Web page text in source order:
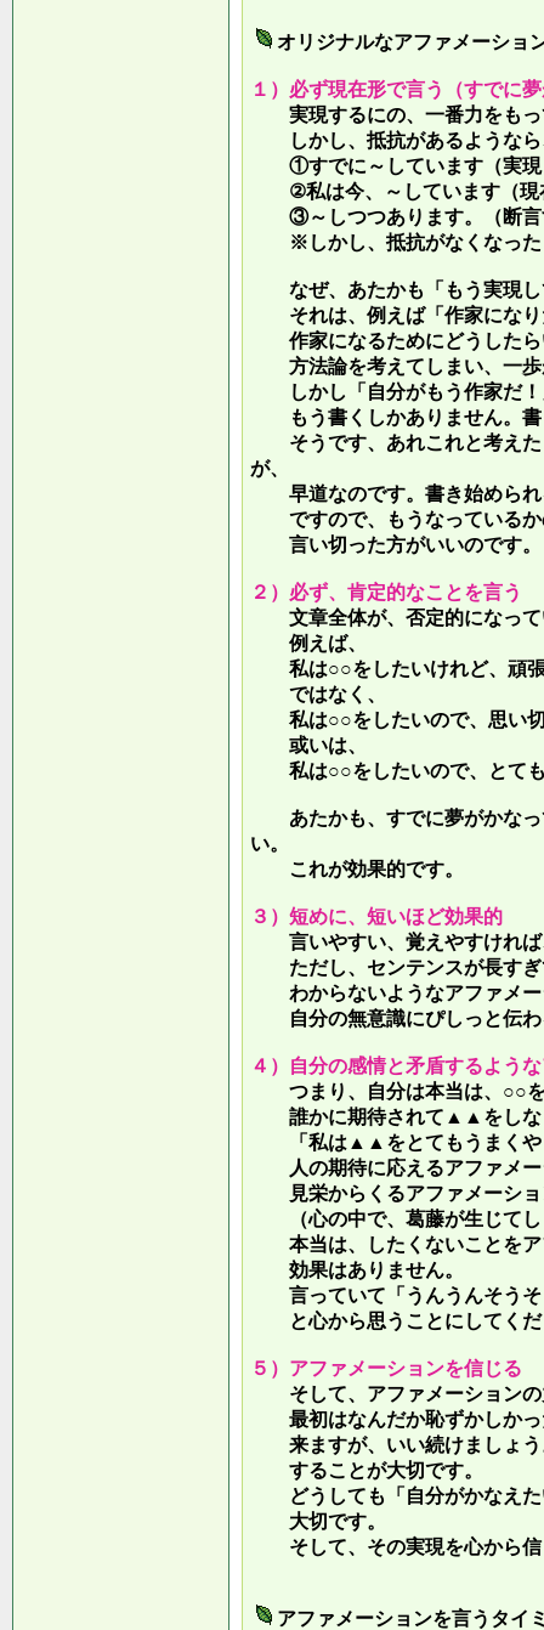
オリジナルなアファメーショ
１）必ず現在形で言う（すでに
実現するにの、一番力をもっ
しかし、抵抗があるような
①すでに～しています（実現
②私は今、～しています（現
③～しつつあります。（断言
※しかし、抵抗がなくなった
なぜ、あたかも「もう実現し
それは、例えば「作家になり
作家になるためにどうしたら
方法論を考えてしまい、一歩
しかし「自分がもう作家だ！
もう書くしかありません。書
そうです、あれこれと考えた
が、
早道なのです。書き始められ
ですので、もうなっているか
言い切った方がいいのです。
２）必ず、肯定的なことを言う
文章全体が、否定的になっ
例えば、
私は○○をしたいけれど、頑張
ではなく、
私は○○をしたいので、思い切
或いは、
私は○○をしたいので、とても
あたかも、すでに夢がかなっ
い。
これが効果的です。
３）短めに、短いほど効果的
言いやすい、覚えやすければ
ただし、センテンスが長すぎ
わからないようなアファメー
自分の無意識にぴしっと伝わ
４）自分の感情と矛盾するよう
つまり、自分は本当は、○○を
誰かに期待されて▲▲をしな
「私は▲▲をとてもうまくや
人の期待に応えるアファメ
見栄からくるアファメーショ
（心の中で、葛藤が生じてし
本当は、したくないことをア
効果はありません。
言っていて 「うんうんそう
と心から思うことにしてくだ
５）アファメーションを信じる
そして、アファメーションの
最初はなんだか恥ずかしかっ
来ますが、いい続けましょう
することが大切です。
どうしても「自分がかなえた
大切です。
そして、その実現を心から信
アファメーションを言うタイ